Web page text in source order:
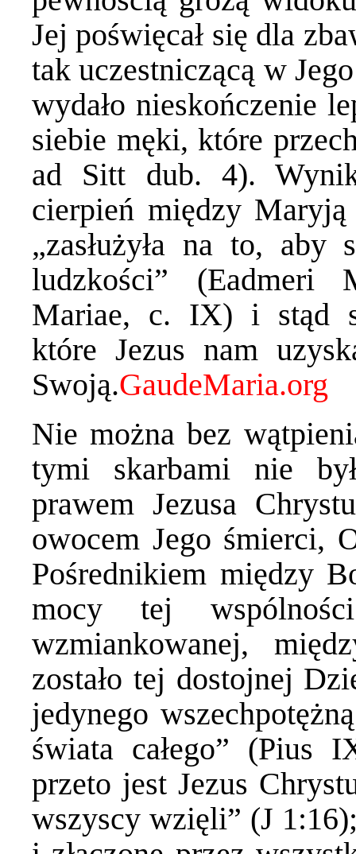
Jej poświęcał się dla
tak uczestniczącą w
wydało nieskończenie
siebie męki, które
ad Sitt dub. 4).
cierpień między
„zasłużyła na to, aby
ludzkości” (Eadmeri
Mariae, c. IX) i stąd
które Jezus nam
Swoją.
Nie można bez
tymi skarbami nie
prawem Jezusa
owocem Jego śmierci,
Pośrednikiem między
mocy tej
wzmiankowanej,
zostało tej dostojnej
jedynego
świata całego” (Pius
przeto jest Jezus
wszyscy wzięli” (J 1:16);